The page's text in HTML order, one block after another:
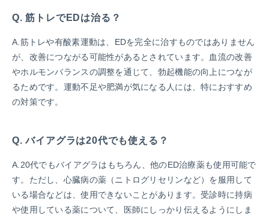
Q. 筋トレでEDは治る？
A.筋トレや有酸素運動は、EDを完全に治すものではありません
が、改善につながる可能性があるとされています。血流の改善
やホルモンバランスの調整を通じて、勃起機能の向上につなが
るためです。運動不足や肥満が気になる人には、特におすすめ
の対策です。
Q. バイアグラは20代でも使える？
A.20代でもバイアグラはもちろん、他のED治療薬も使用可能で
す。ただし、心臓病の薬（ニトログリセリンなど）を服用して
いる場合などは、使用できないことがあります。受診時に持病
や使用している薬について、医師にしっかり伝えるようにしま